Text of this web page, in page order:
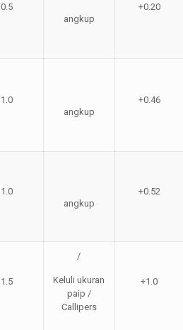
0.5
angkup
+0.20
1.0
angkup
+0.46
1.0
angkup
+0.52
1.5
/
Keluli ukuran
paip /
Callipers
+1.0